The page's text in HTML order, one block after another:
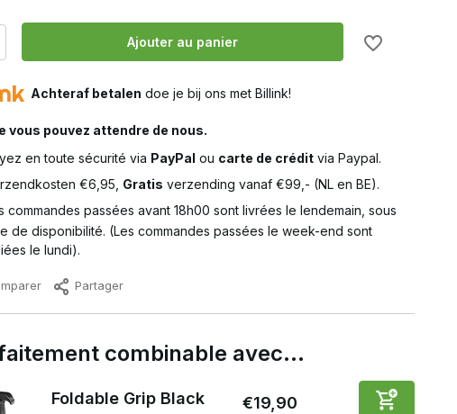
Ajouter au panier
Achteraf betalen doe je bij ons met Billink!
vous pouvez attendre de nous.
en toute sécurité via PayPal ou carte de créditvia Paypal.
€6,95, Gratis verzending vanaf €99,- (NL en BE).
commandes passées avant 18h00 sont livrées le lendemain, sous
de disponibilité. (Les commandes passées le week-end sont
le lundi).
Partager
combinable avec…
Foldable Grip Black €19,90